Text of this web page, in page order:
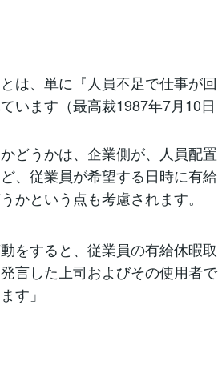
は、単に『人員不足で仕事が回
います（最高裁1987年7月10日
どうかは、企業側が、人員配置
、従業員が希望する日時に有給
かという点も考慮されます。
をすると、従業員の有給休暇取
言した上司およびその使用者で
す」